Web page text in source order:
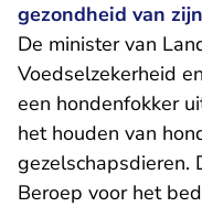
gezondheid van
De minister van
Voedselzekerheid
een hondenfokker
het houden van
gezelschapsdieren.
Beroep voor het